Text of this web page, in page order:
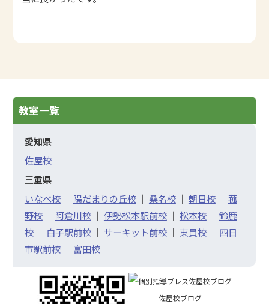
教室一覧
愛知県
佐屋校
三重県
いなべ校｜ 陽だまりの丘校｜ 桑名校｜ 朝日校｜ 菰
野校｜ 阿倉川校｜ 伊勢松本駅前校｜ 松本校｜ 鈴鹿
校｜ 白子駅前校｜ サーキット前校｜ 東員校｜ 四日
市駅前校｜ 富田校
佐屋校ブログ